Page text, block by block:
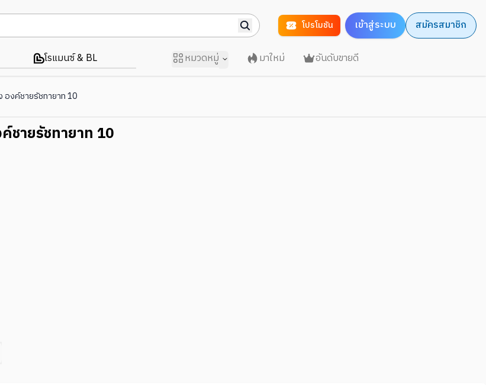
โปรโมชัน เข้าสู่ระบบ สมัครสมาชิก
โรแมนซ์ & BL หมวดหมู่ มาใหม่ อันดับขายดี
องค์ชายรัชทายาท 10
ชายรัชทายาท 10